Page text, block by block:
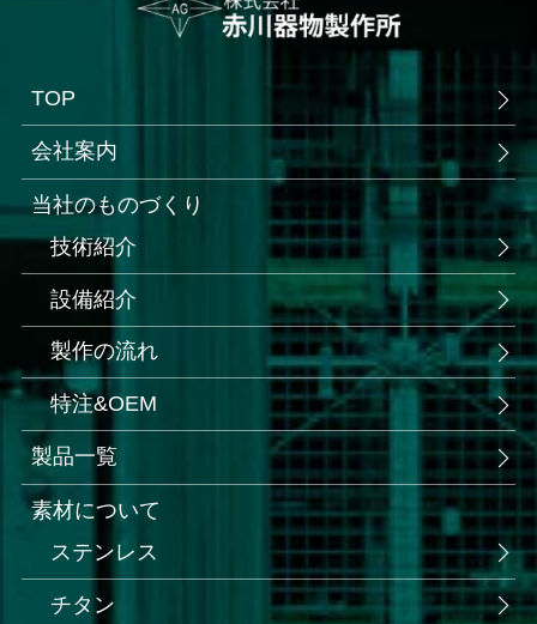
TOP
会社案内
当社のものづくり
技術紹介
設備紹介
製作の流れ
特注&OEM
製品一覧
素材について
ステンレス
チタン